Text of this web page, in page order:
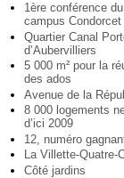
1ère conférence du
campus Condorcet
Quartier Canal
d’Aubervilliers
5 000 m² pour la
des ados
Avenue de la
8 000 logements
d’ici 2009
12, numéro
La Villette-Quatre-
Côté jardins